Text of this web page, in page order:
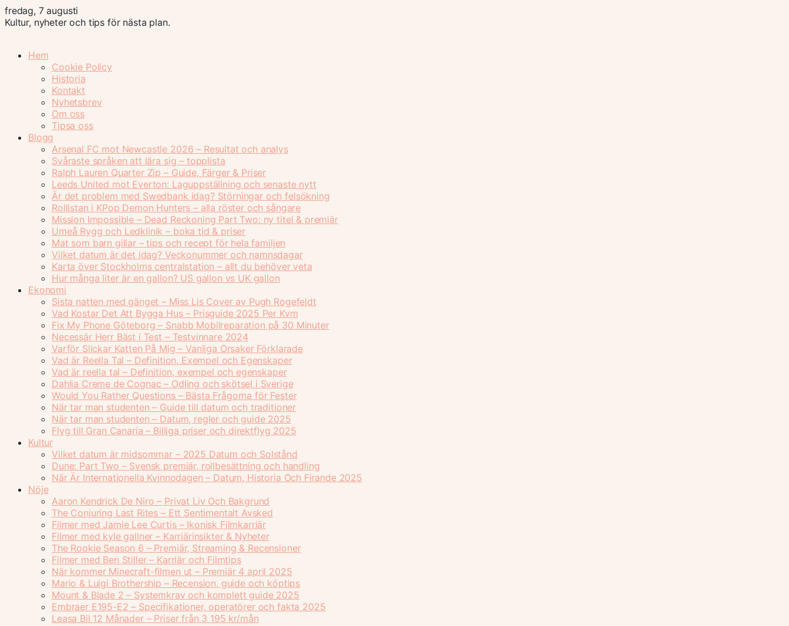
fredag, 7 augusti
Kultur, nyheter och tips för nästa plan.
Hem
Cookie Policy
Historia
Kontakt
Nyhetsbrev
Om oss
Tipsa oss
Blogg
Arsenal FC mot Newcastle 2026 – Resultat och analys
Svåraste språken att lära sig – topplista
Ralph Lauren Quarter Zip – Guide, Färger & Priser
Leeds United mot Everton: Laguppställning och senaste nytt
Är det problem med Swedbank idag? Störningar och felsökning
Rollistan i KPop Demon Hunters – alla röster och sångare
Mission Impossible – Dead Reckoning Part Two: ny titel & premiär
Umeå Rygg och Ledklinik – boka tid & priser
Mat som barn gillar – tips och recept för hela familjen
Vilket datum är det idag? Veckonummer och namnsdagar
Karta över Stockholms centralstation – allt du behöver veta
Hur många liter är en gallon? US gallon vs UK gallon
Ekonomi
Sista natten med gänget – Miss Lis Cover av Pugh Rogefeldt
Vad Kostar Det Att Bygga Hus – Prisguide 2025 Per Kvm
Fix My Phone Göteborg – Snabb Mobilreparation på 30 Minuter
Necessär Herr Bäst i Test – Testvinnare 2024
Varför Slickar Katten På Mig – Vanliga Orsaker Förklarade
Vad är Reella Tal – Definition, Exempel och Egenskaper
Vad är reella tal – Definition, exempel och egenskaper
Dahlia Creme de Cognac – Odling och skötsel i Sverige
Would You Rather Questions – Bästa Frågorna för Fester
När tar man studenten – Guide till datum och traditioner
När tar man studenten – Datum, regler och guide 2025
Flyg till Gran Canaria – Billiga priser och direktflyg 2025
Kultur
Vilket datum är midsommar – 2025 Datum och Solstånd
Dune: Part Two – Svensk premiär, rollbesättning och handling
När Är Internationella Kvinnodagen – Datum, Historia Och Firande 2025
Nöje
Aaron Kendrick De Niro – Privat Liv Och Bakgrund
The Conjuring Last Rites – Ett Sentimentalt Avsked
Filmer med Jamie Lee Curtis – Ikonisk Filmkarriär
Filmer med kyle gallner – Karriärinsikter & Nyheter
The Rookie Season 6 – Premiär, Streaming & Recensioner
Filmer med Ben Stiller – Karriär och Filmtips
När kommer Minecraft-filmen ut – Premiär 4 april 2025
Mario & Luigi Brothership – Recension, guide och köptips
Mount & Blade 2 – Systemkrav och komplett guide 2025
Embraer E195-E2 – Specifikationer, operatörer och fakta 2025
Leasa Bil 12 Månader – Priser från 3 195 kr/mån